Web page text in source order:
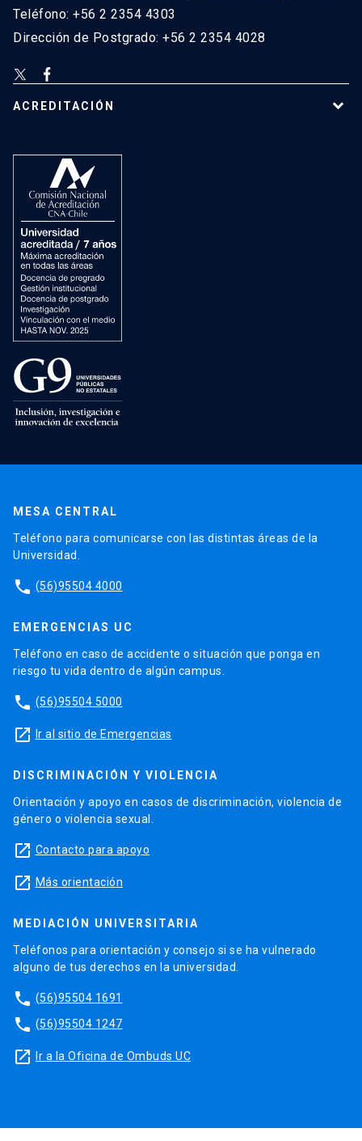
Teléfono: +56 2 2354 4303
Dirección de Postgrado: +56 2 2354 4028
ACREDITACIÓN
MESA CENTRAL
Teléfono para comunicarse con las distintas áreas de la
Universidad.
phone (56)95504 4000
EMERGENCIAS UC
Teléfono en caso de accidente o situación que ponga en
riesgo tu vida dentro de algún campus.
phone (56)95504 5000
launch Ir al sitio de Emergencias
DISCRIMINACIÓN Y VIOLENCIA
Orientación y apoyo en casos de discriminación, violencia de
género o violencia sexual.
launch Contacto para apoyo
launch Más orientación
MEDIACIÓN UNIVERSITARIA
Teléfonos para orientación y consejo si se ha vulnerado
alguno de tus derechos en la universidad.
phone (56)95504 1691
phone (56)95504 1247
launch Ir a la Oficina de Ombuds UC